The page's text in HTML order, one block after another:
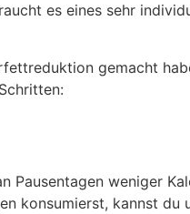
es eines sehr
gemacht
Pausentagen weniger
konsumierst, kannst du